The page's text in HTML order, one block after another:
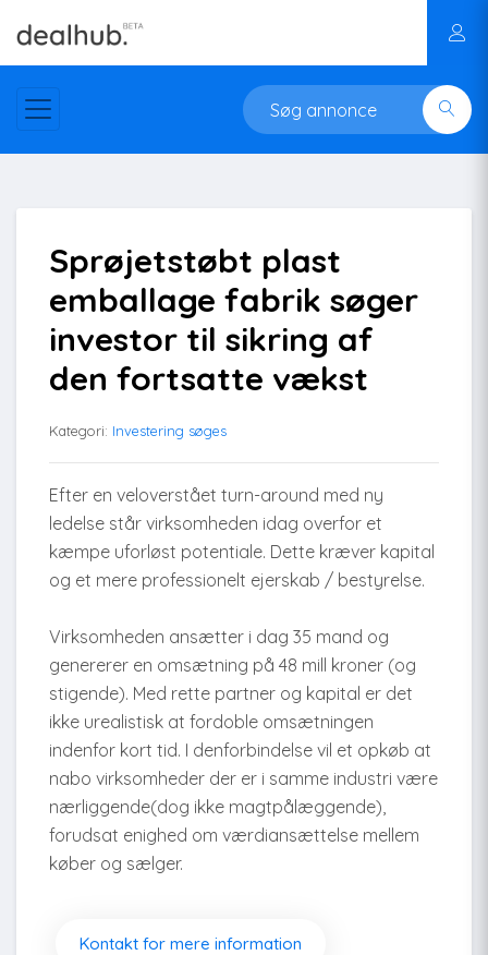
Sprøjetstøbt plast
emballage fabrik søger
investor til sikring af
den fortsatte vækst
Kategori: Investering søges
Efter en veloverstået turn-around med ny
ledelse står virksomheden idag overfor et
kæmpe uforløst potentiale. Dette kræver kapital
og et mere professionelt ejerskab / bestyrelse.
Virksomheden ansætter i dag 35 mand og
genererer en omsætning på 48 mill kroner (og
stigende). Med rette partner og kapital er det
ikke urealistisk at fordoble omsætningen
indenfor kort tid. I denforbindelse vil et opkøb at
nabo virksomheder der er i samme industri være
nærliggende(dog ikke magtpålæggende),
forudsat enighed om værdiansættelse mellem
køber og sælger.
Kontakt for mere information